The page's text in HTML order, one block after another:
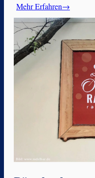
Mehr Erfahren→